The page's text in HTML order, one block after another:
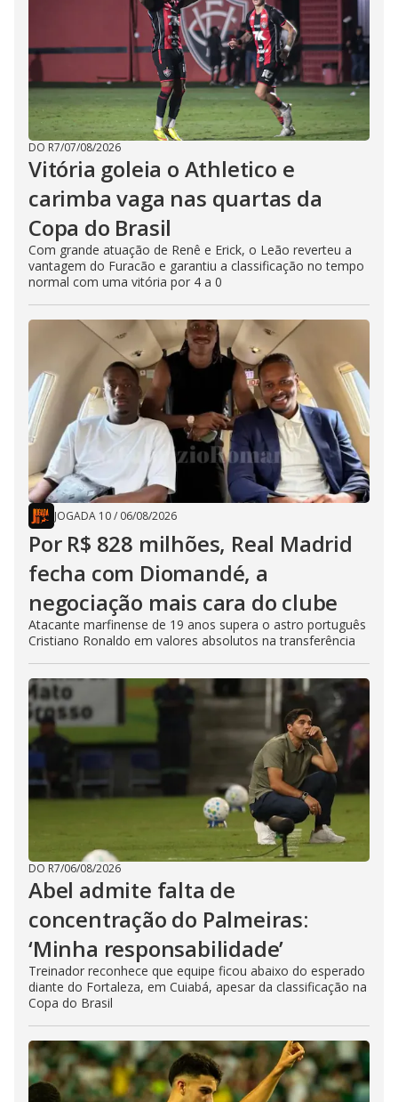
DO R7/07/08/2026
Vitória goleia o Athletico e
carimba vaga nas quartas da
Copa do Brasil
Com grande atuação de Renê e Erick, o Leão reverteu a
vantagem do Furacão e garantiu a classificação no tempo
normal com uma vitória por 4 a 0
JOGADA 10/ 06/08/2026
Por R$ 828 milhões, Real Madrid
fecha com Diomandé, a
negociação mais cara do clube
Atacante marfinense de 19 anos supera o astro português
Cristiano Ronaldo em valores absolutos na transferência
DO R7/06/08/2026
Abel admite falta de
concentração do Palmeiras:
‘Minha responsabilidade’
Treinador reconhece que equipe ficou abaixo do esperado
diante do Fortaleza, em Cuiabá, apesar da classificação na
Copa do Brasil